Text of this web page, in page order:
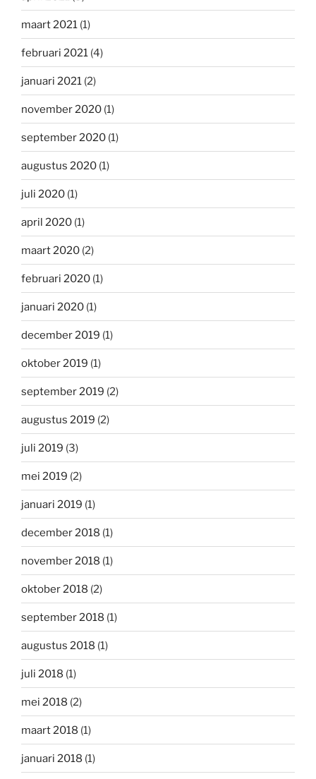
maart 2021 (1)
februari 2021 (4)
januari 2021 (2)
november 2020 (1)
september 2020 (1)
augustus 2020 (1)
juli 2020 (1)
april 2020 (1)
maart 2020 (2)
februari 2020 (1)
januari 2020 (1)
december 2019 (1)
oktober 2019 (1)
september 2019 (2)
augustus 2019 (2)
juli 2019 (3)
mei 2019 (2)
januari 2019 (1)
december 2018 (1)
november 2018 (1)
oktober 2018 (2)
september 2018 (1)
augustus 2018 (1)
juli 2018 (1)
mei 2018 (2)
maart 2018 (1)
januari 2018 (1)